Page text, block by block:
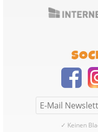
✓ Keinen